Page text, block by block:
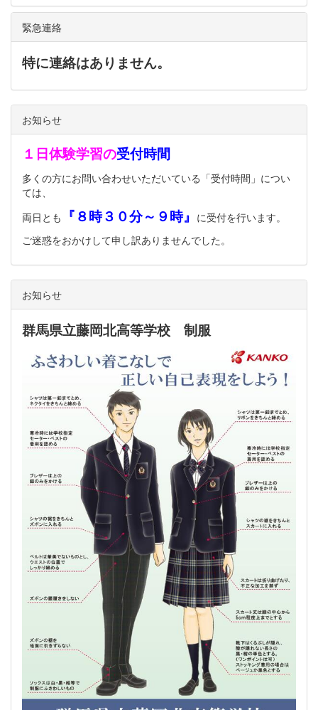
緊急連絡
特に連絡はありません。
お知らせ
１日体験学習の受付時間
多くの方にお問い合わせいただいている「受付時間」につい
ては、
両日とも
『８時３０分～９時』 に受付を行います。
ご迷惑をおかけして申し訳ありませんでした。
お知らせ
群馬県立藤岡北高等学校 制服